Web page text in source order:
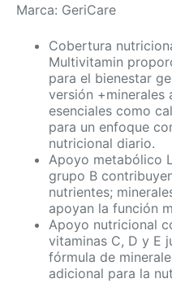
Marca: GeriCare
Cobertura
Multivitamin
para el bienestar
versión +minerales
esenciales como
para un enfoque
nutricional diario.
Apoyo metabólico
grupo B
nutrientes;
apoyan la función
Apoyo nutricional
vitaminas C, D y E
fórmula de
adicional para la